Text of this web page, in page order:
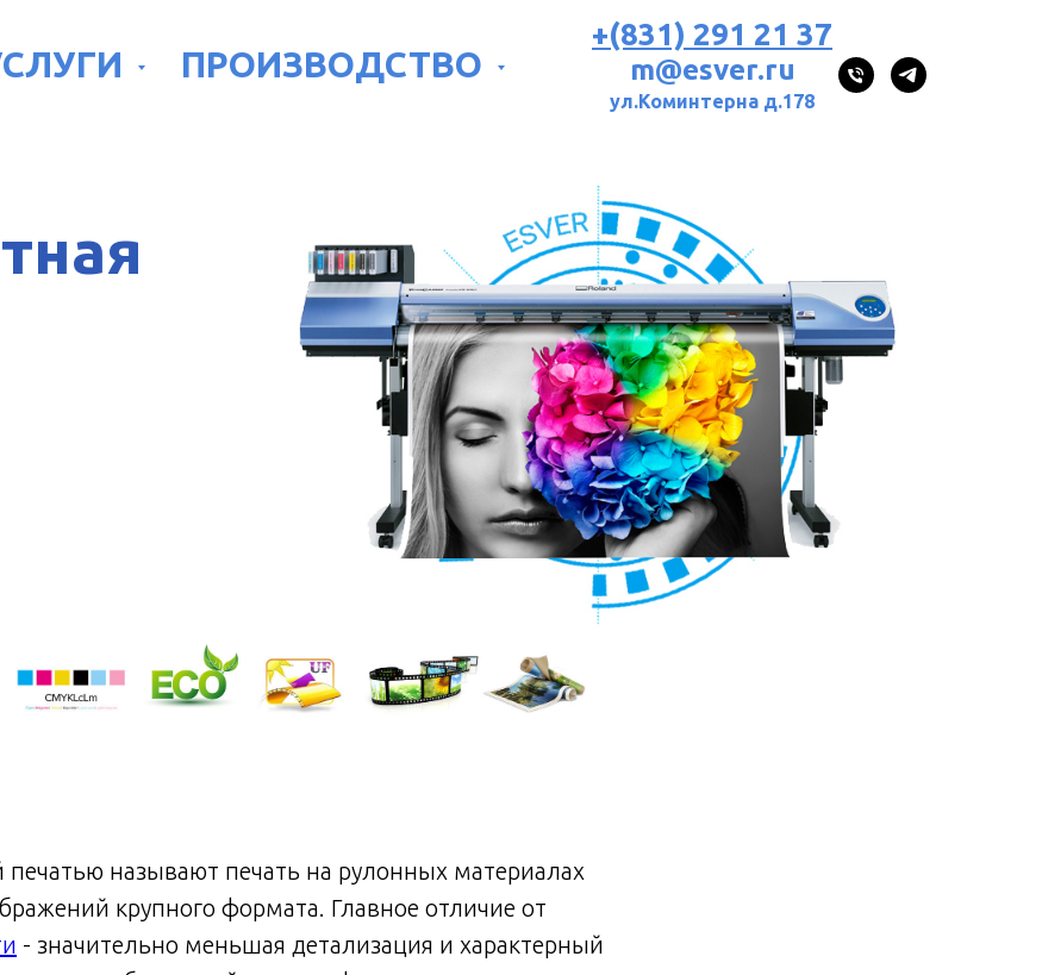
ПРОИЗВОДСТВО
+(831) 291 21 37
m@esver.ru
ул.Коминтерна д.178
называют печать на рулонных материалах
крупного формата. Главное отличие от
- значительно меньшая детализация и характерный